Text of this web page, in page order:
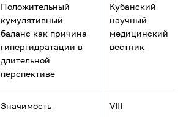
Положительный
кумулятивный
баланс как причина
гипергидратации в
длительной
перспективе
Кубанский
научный
медицинский
вестник
Значимость
VIII